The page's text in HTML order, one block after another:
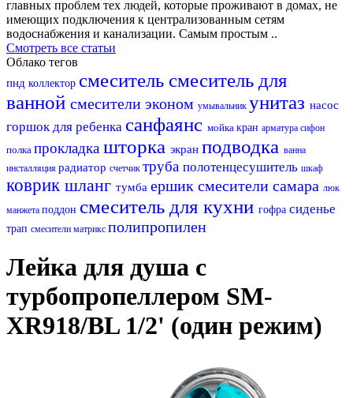
главных проблем тех людей, которые проживают в домах, не
имеющих подключения к централизованным сетям
водоснабжения и канализации. Самым простым ..
Смотреть все статьи
Облако тегов
пнд коллектор смеситель смеситель для
ванной смесители эконом умывальник унитаз насос
горшок для ребенка санфаянс мойка кран арматура сифон
полка прокладка шторка экран подводка ванна
инсталляция радиатор счетчик труба полотенцесушитель шкаф
коврик шланг тумба ершик смесители самара люк
манжета поддон смеситель для кухни гофра сиденье
трап смесители матрикс полипропилен
Лейка для душа с
турбопропеллером SM-
XR918/BL 1/2' (один режим)